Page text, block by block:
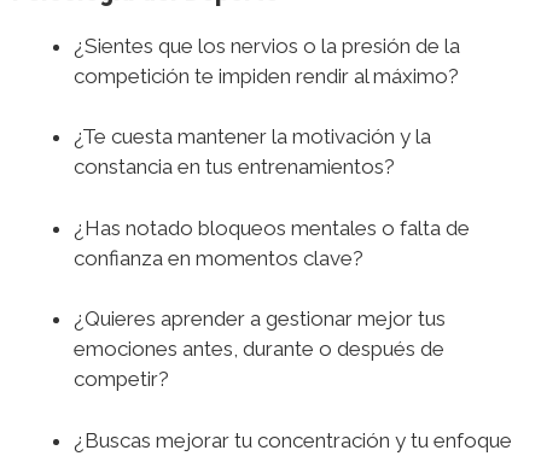
¿Sientes que los nervios o la presión de la
competición te impiden rendir al máximo?
¿Te cuesta mantener la motivación y la
constancia en tus entrenamientos?
¿Has notado bloqueos mentales o falta de
confianza en momentos clave?
¿Quieres aprender a gestionar mejor tus
emociones antes, durante o después de
competir?
¿Buscas mejorar tu concentración y tu enfoque